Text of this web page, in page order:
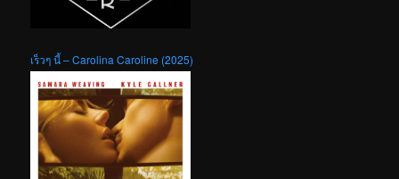
เร็วๆ นี้ – Carolina Caroline (2025)